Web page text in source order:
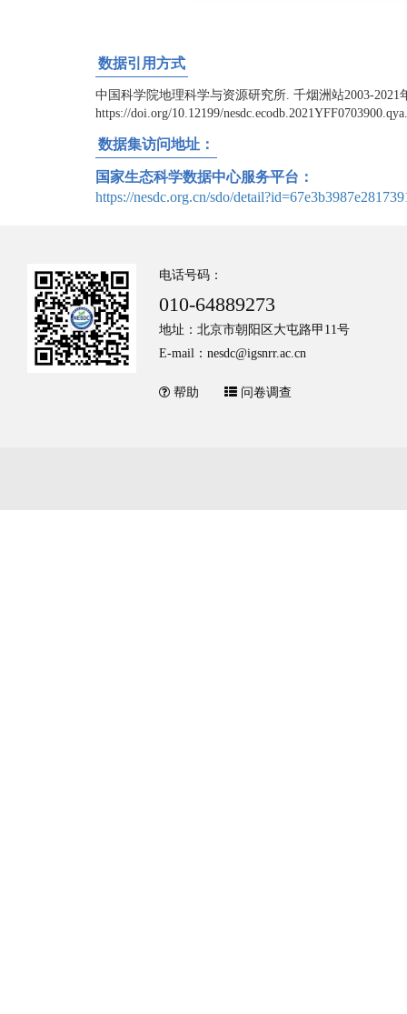
数据引用方式
中国科学院地理科学与资源研究所. 千烟洲站2003-
https://doi.org/10.12199/
数据集访问地址：
国家生态科学数据中心服务平台：
https://nesdc.org.cn/sdo/
电话号码：
010-64889273
地址：北京市朝阳区大屯路甲11号
E-mail：nesdc@igsnrr.ac.cn
帮助 问卷调查